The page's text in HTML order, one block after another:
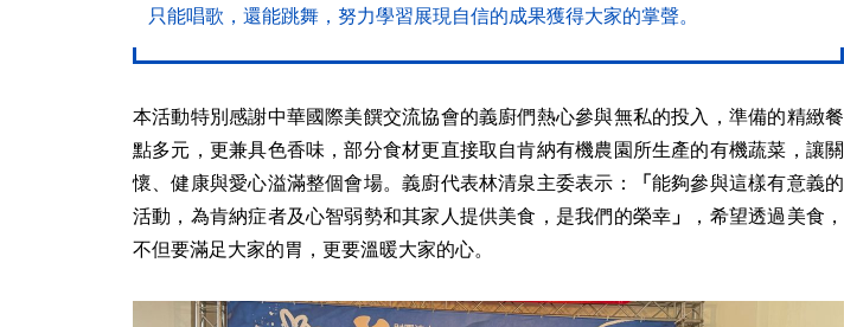
只能唱歌，還能跳舞，努力學習展現自信的成果獲得大家的掌聲。
本活動特別感謝中華國際美饌交流協會的義廚們熱心參與無私的投入，準備的精緻餐
點多元，更兼具色香味，部分食材更直接取自肯納有機農園所生產的有機蔬菜，讓關
懷、健康與愛心溢滿整個會場。義廚代表林清泉主委表示：
「能夠參與這樣有意義的
活動，為肯納症者及心智弱勢和其家人提供美食，是我們的榮幸 」
，希望透過美食，
不但要滿足大家的胃，更要溫暖大家的心。